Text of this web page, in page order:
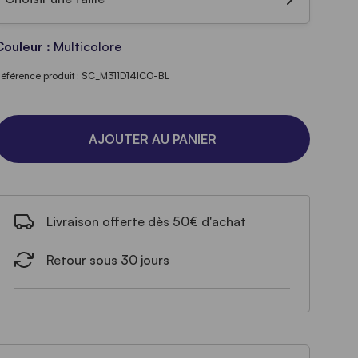
: Multicolore
produit : SC_M311D14ICO-BL
AJOUTER AU PANIER
Livraison offerte dès 50€ d'achat
Retour sous 30 jours